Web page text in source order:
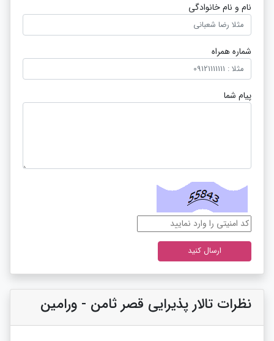
نام و نام خانوادگی
شماره همراه
پیام شما
نظرات تالار پذیرایی قصر ثامن - ورامین